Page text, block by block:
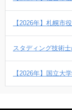
【2026年】札幌市
スタディング技術
【2026年】国立大